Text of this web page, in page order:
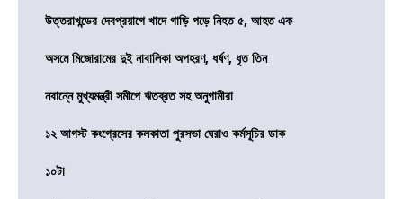
উত্তরাখন্ডের দেবপ্রয়াগে খাদে গাড়ি পড়ে নিহত ৫, আহত এক
অসমে মিজোরামের দুই নাবালিকা অপহরণ, ধর্ষণ, ধৃত তিন
নবান্নে মুখ্যমন্ত্রী সমীপে ঋতব্রত সহ অনুগামীরা
১২ আগস্ট কংগ্রেসের কলকাতা পুরসভা ঘেরাও কর্মসূচির ডাক
১০টা